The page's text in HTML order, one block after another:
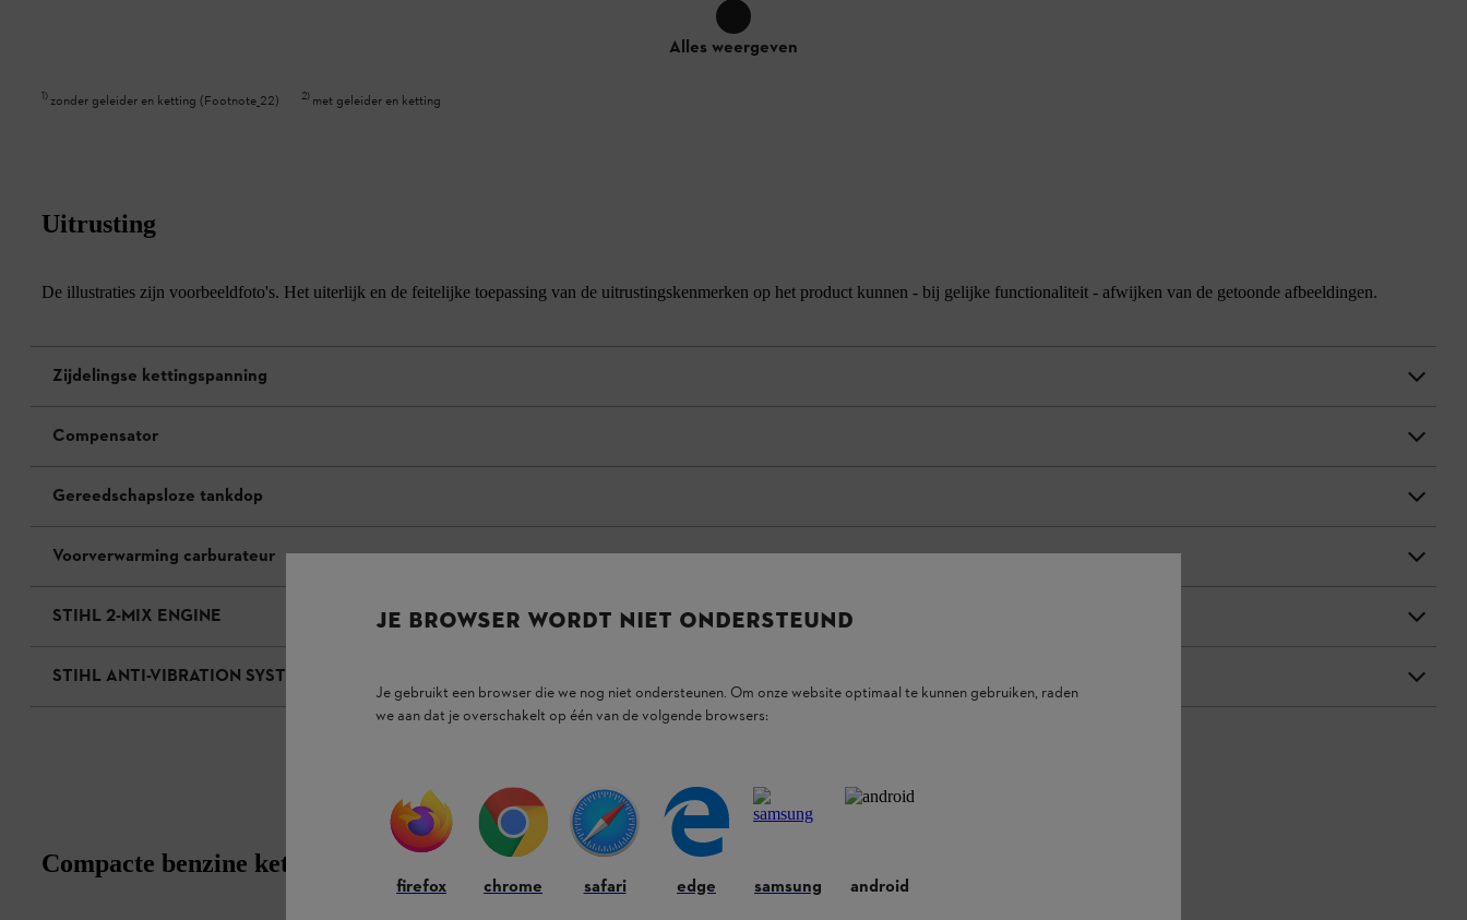
Alles weergeven
1) zonder geleider en ketting (Footnote_22) 2) met geleider en ketting
Uitrusting
De illustraties zijn voorbeeldfoto's. Het uiterlijk en de feitelijke toepassing van de uitrustingskenmerken op het product kunnen - bij gelijke functionaliteit - afwijken van de getoonde afbeeldingen.
Zijdelingse kettingspanning
Compensator
Gereedschapsloze tankdop
Voorverwarming carburateur
STIHL 2-MIX ENGINE
STIHL ANTI-VIBRATION SYSTEM
Compacte benzine kettingzaag
JE BROWSER WORDT NIET ONDERSTEUND
Je gebruikt een browser die we nog niet ondersteunen. Om onze website optimaal te kunnen gebruiken, raden
we aan dat je overschakelt op één van de volgende browsers:
firefox chrome safari edge samsung android